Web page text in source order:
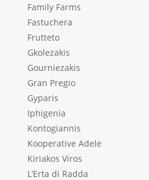
Family Farms
Fastuchera
Frutteto
Gkolezakis
Gourniezakis
Gran Pregio
Gyparis
Iphigenia
Kontogiannis
Kooperative Adele
Kiriakos Viros
L’Erta di Radda